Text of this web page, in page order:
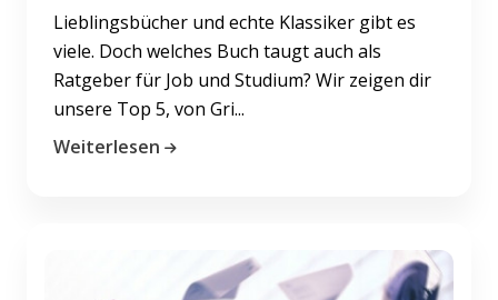
Lieblingsbücher und echte Klassiker gibt es
viele. Doch welches Buch taugt auch als
Ratgeber für Job und Studium? Wir zeigen dir
unsere Top 5, von Gri...
Weiterlesen